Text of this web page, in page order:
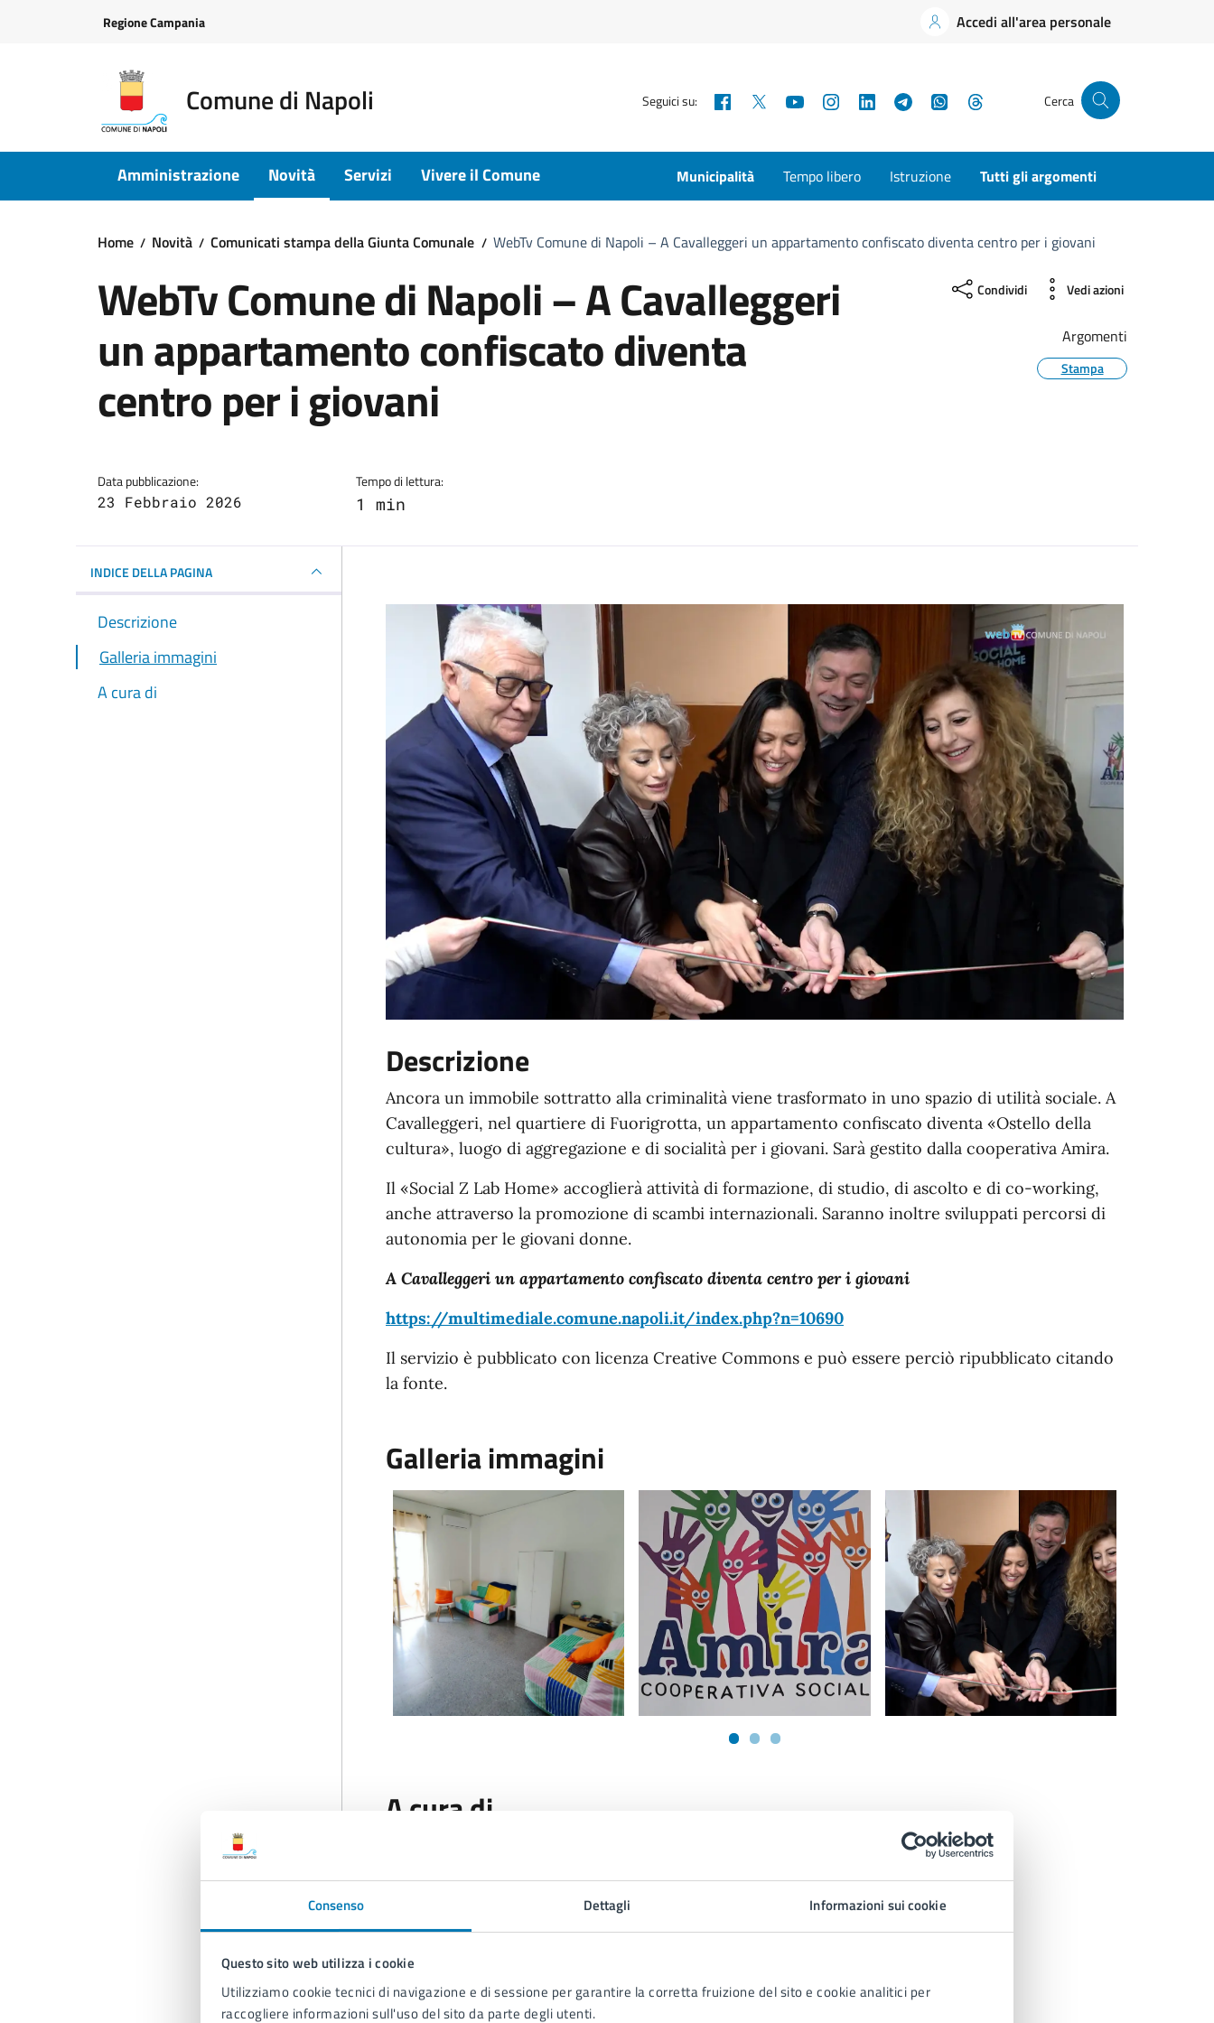
Consenso Dettagli Informazioni sui cookie
Questo sito web utilizza i cookie
Utilizziamo cookie tecnici di navigazione e di sessione per garantire la corretta fruizione del sito e cookie analitici per
raccogliere informazioni sull'uso del sito da parte degli utenti.
Regione Campania Accedi all'area personale
Comune di Napoli Seguici su: Facebook YouTubeInstagramLinkedInTelegramWhatsApp Cerca
Amministrazione Novità Servizi Vivere il Comune Municipalità Tempo libero Istruzione Tutti gli argomenti
Home Novità Comunicati stampa della Giunta Comunale WebTv Comune di Napoli – A Cavalleggeri un appartamento confiscato diventa centro per i giovani
WebTv Comune di Napoli – A Cavalleggeri
un appartamento confiscato diventa
centro per i giovani
Data pubblicazione:
23 Febbraio 2026
Tempo di lettura:
1 min
Condividi Vedi azioni
Argomenti
Stampa
INDICE DELLA PAGINA
Descrizione
Galleria immagini
A cura di
Descrizione
Ancora un immobile sottratto alla criminalità viene trasformato in uno spazio di utilità sociale. A
Cavalleggeri, nel quartiere di Fuorigrotta, un appartamento confiscato diventa «Ostello della
cultura», luogo di aggregazione e di socialità per i giovani. Sarà gestito dalla cooperativa Amira.
Il «Social Z Lab Home» accoglierà attività di formazione, di studio, di ascolto e di co-working,
anche attraverso la promozione di scambi internazionali. Saranno inoltre sviluppati percorsi di
autonomia per le giovani donne.
A Cavalleggeri un appartamento confiscato diventa centro per i giovani
https://multimediale.comune.napoli.it/index.php?n=10690
Il servizio è pubblicato con licenza Creative Commons e può essere perciò ripubblicato citando
la fonte.
Galleria immagini
A cura di
Piazza Municipio 22, 80133